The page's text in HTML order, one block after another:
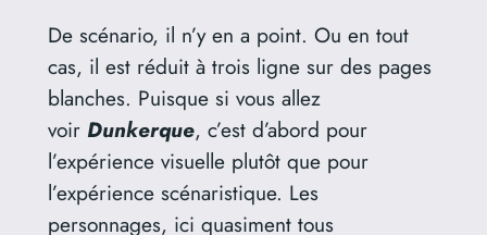
De scénario, il n’y en a point. Ou en tout
cas, il est réduit à trois ligne sur des pages
blanches. Puisque si vous allez
voir Dunkerque, c’est d’abord pour
l’expérience visuelle plutôt que pour
l’expérience scénaristique. Les
personnages, ici quasiment tous